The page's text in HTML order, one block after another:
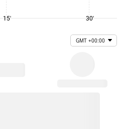
15' 30'
GMT +00:00